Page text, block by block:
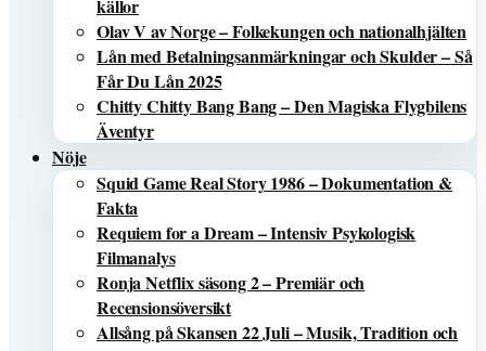
källor
Olav V av Norge – Folkekungen och nationalhjälten
Lån med Betalningsanmärkningar och Skulder – Så
Får Du Lån 2025
Chitty Chitty Bang Bang – Den Magiska Flygbilens
Äventyr
Nöje
Squid Game Real Story 1986 – Dokumentation &
Fakta
Requiem for a Dream – Intensiv Psykologisk
Filmanalys
Ronja Netflix säsong 2 – Premiär och
Recensionsöversikt
Allsång på Skansen 22 Juli – Musik, Tradition och